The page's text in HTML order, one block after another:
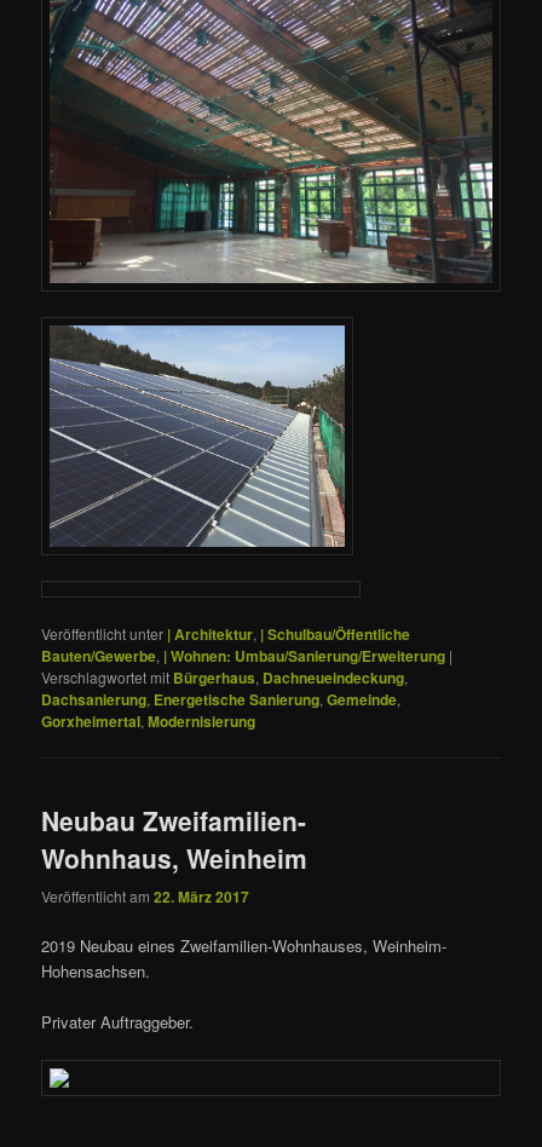
Veröffentlicht unter | Architektur, | Schulbau/Öffentliche
Bauten/Gewerbe, | Wohnen: Umbau/Sanierung/Erweiterung |
Verschlagwortet mit Bürgerhaus, Dachneueindeckung,
Dachsanierung, Energetische Sanierung,Gemeinde,
Gorxheimertal,Modernisierung
Neubau Zweifamilien-
Wohnhaus, Weinheim
Veröffentlicht am22. März 2017
2019 Neubau eines Zweifamilien-Wohnhauses, Weinheim-
Hohensachsen.
Privater Auftraggeber.